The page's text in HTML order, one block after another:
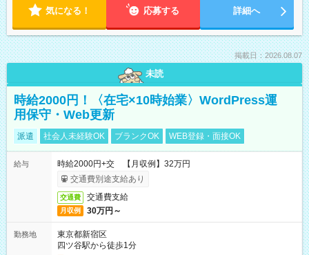
気になる！ 応募する 詳細へ
掲載日：2026.08.07
未読
時給2000円！〈在宅×10時始業〉WordPress運
用保守・Web更新
派遣 社会人未経験OK ブランクOK WEB登録・面接OK
給与
時給2000円+交 【月収例】32万円
交通費別途支給あり
交通費 交通費支給
月収例 30万円～
勤務地
東京都新宿区
四ツ谷駅から徒歩1分